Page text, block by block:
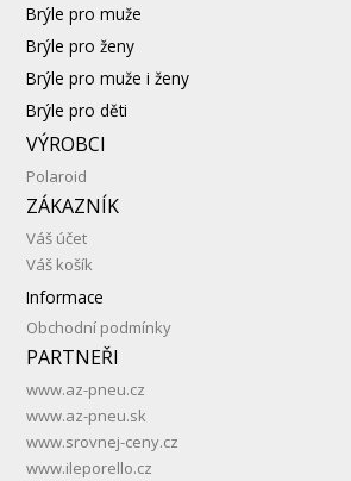
Brýle pro muže
Brýle pro ženy
Brýle pro muže i ženy
Brýle pro děti
VÝROBCI
Polaroid
ZÁKAZNÍK
Váš účet
Váš košík
Informace
Obchodní podmínky
PARTNEŘI
www.az-pneu.cz
www.az-pneu.sk
www.srovnej-ceny.cz
www.ileporello.cz